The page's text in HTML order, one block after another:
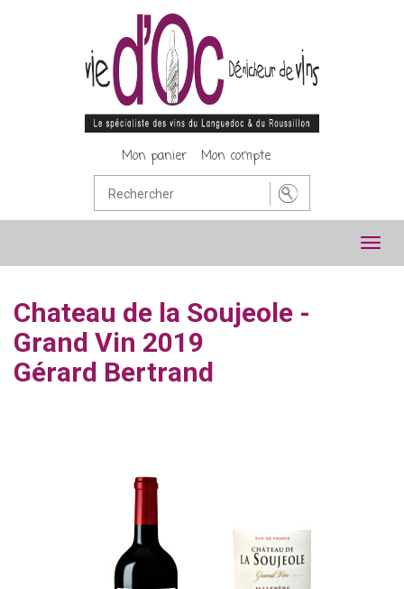
Mon panier Mon compte
Chateau de la Soujeole -
Grand Vin 2019
Gérard Bertrand